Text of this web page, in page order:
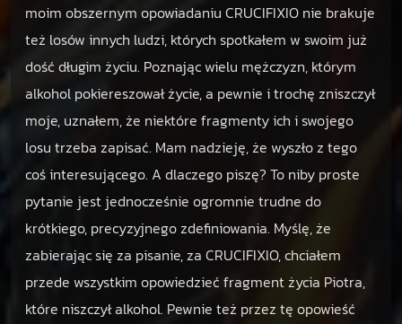
moim obszernym opowiadaniu CRUCIFIXIO nie brakuje
też losów innych ludzi, których spotkałem w swoim już
dość długim życiu. Poznając wielu mężczyzn, którym
alkohol pokiereszował życie, a pewnie i trochę zniszczył
moje, uznałem, że niektóre fragmenty ich i swojego
losu trzeba zapisać. Mam nadzieję, że wyszło z tego
coś interesującego. A dlaczego piszę? To niby proste
pytanie jest jednocześnie ogromnie trudne do
krótkiego, precyzyjnego zdefiniowania. Myślę, że
zabierając się za pisanie, za CRUCIFIXIO, chciałem
przede wszystkim opowiedzieć fragment życia Piotra,
które niszczył alkohol. Pewnie też przez tę opowieść